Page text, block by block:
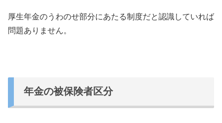
厚生年金のうわのせ部分にあたる制度だと認識していれば
問題あり ません。
年金の被保険者区分